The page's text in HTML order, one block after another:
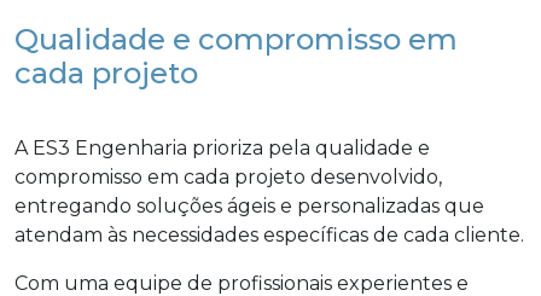
Qualidade e compromisso em
cada projeto
A ES3 Engenharia prioriza pela qualidade e
compromisso em cada projeto desenvolvido,
entregando soluções ágeis e personalizadas que
atendam às necessidades específicas de cada cliente.
Com uma equipe de profissionais experientes e